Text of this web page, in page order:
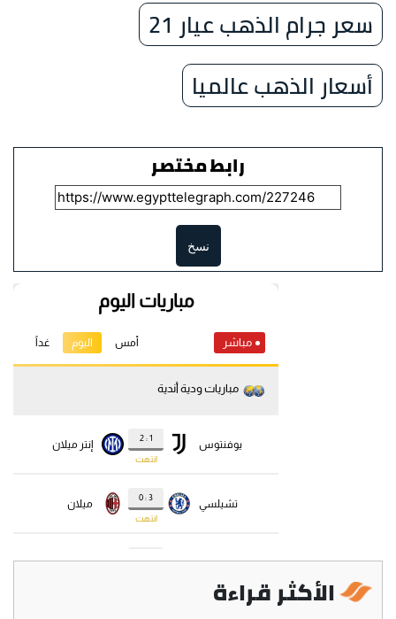
سعر جرام الذهب عيار 21
أسعار الذهب عالميا
رابط مختصر
نسخ
الأكثر قراءة